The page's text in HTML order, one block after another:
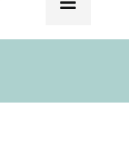
Toggle